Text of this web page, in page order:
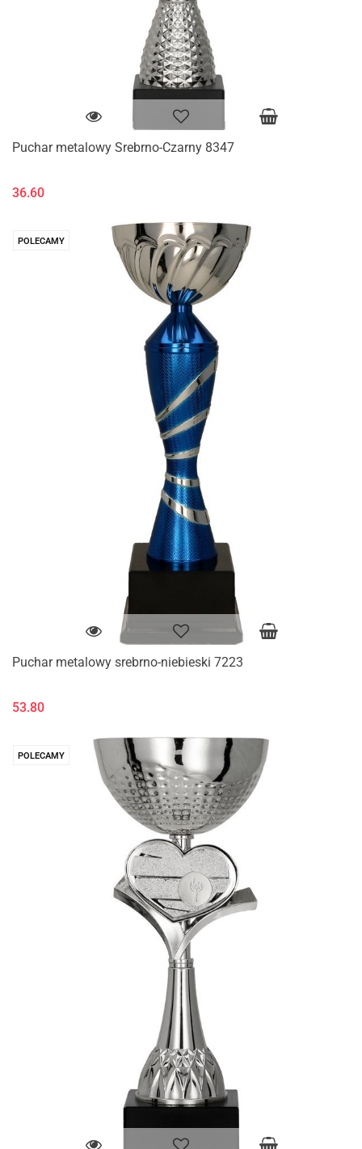
Puchar metalowy Srebrno-Czarny 8347
36.60
POLECAMY
Puchar metalowy srebrno-niebieski 7223
53.80
POLECAMY